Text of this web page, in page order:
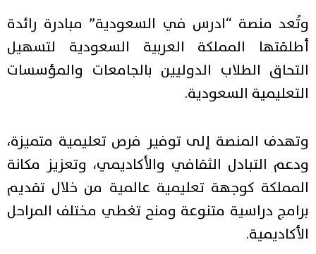
وتُعد منصة “ادرس في السعودية” مبادرة رائدة
أطلقتها المملكة العربية السعودية لتسهيل
التحاق الطلاب الدوليين بالجامعات والمؤسسات
التعليمية السعودية.
وتهدف المنصة إلى توفير فرص تعليمية متميزة،
ودعم التبادل الثقافي والأكاديمي، وتعزيز مكانة
المملكة كوجهة تعليمية عالمية من خلال تقديم
برامج دراسية متنوعة ومنح تغطي مختلف المراحل
الأكاديمية.